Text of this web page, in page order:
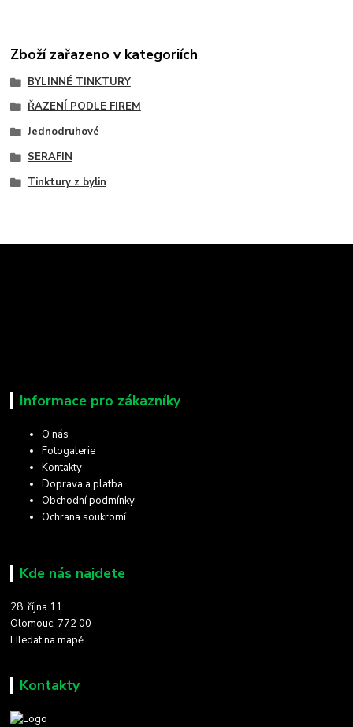
Zboží zařazeno v kategoriích
BYLINNÉ TINKTURY
ŘAZENÍ PODLE FIREM
Jednodruhové
SERAFIN
Tinktury z bylin
Informace pro zákazníky
O nás
Fotogalerie
Kontakty
Doprava a platba
Obchodní podmínky
Ochrana soukromí
Kde nás najdete
28. října 11
Olomouc, 772 00
Hledat na mapě
Kontakty